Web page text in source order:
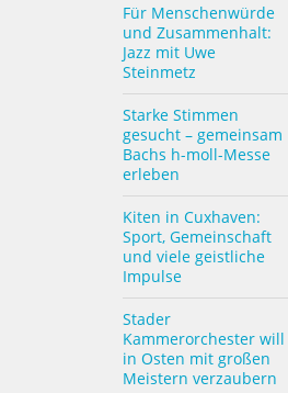
Für Menschenwürde
und Zusammenhalt:
Jazz mit Uwe
Steinmetz
Starke Stimmen
gesucht – gemeinsam
Bachs h-moll-Messe
erleben
Kiten in Cuxhaven:
Sport, Gemeinschaft
und viele geistliche
Impulse
Stader
Kammerorchester will
in Osten mit großen
Meistern verzaubern